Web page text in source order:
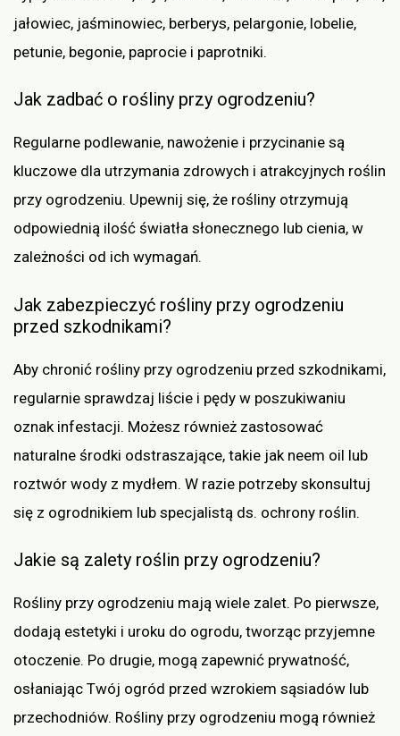
jałowiec, jaśminowiec, berberys, pelargonie, lobelie,
petunie, begonie, paprocie i paprotniki.
Jak zadbać o rośliny przy ogrodzeniu?
Regularne podlewanie, nawożenie i przycinanie są
kluczowe dla utrzymania zdrowych i atrakcyjnych roślin
przy ogrodzeniu. Upewnij się, że rośliny otrzymują
odpowiednią ilość światła słonecznego lub cienia, w
zależności od ich wymagań.
Jak zabezpieczyć rośliny przy ogrodzeniu
przed szkodnikami?
Aby chronić rośliny przy ogrodzeniu przed szkodnikami,
regularnie sprawdzaj liście i pędy w poszukiwaniu
oznak infestacji. Możesz również zastosować
naturalne środki odstraszające, takie jak neem oil lub
roztwór wody z mydłem. W razie potrzeby skonsultuj
się z ogrodnikiem lub specjalistą ds. ochrony roślin.
Jakie są zalety roślin przy ogrodzeniu?
Rośliny przy ogrodzeniu mają wiele zalet. Po pierwsze,
dodają estetyki i uroku do ogrodu, tworząc przyjemne
otoczenie. Po drugie, mogą zapewnić prywatność,
osłaniając Twój ogród przed wzrokiem sąsiadów lub
przechodniów. Rośliny przy ogrodzeniu mogą również